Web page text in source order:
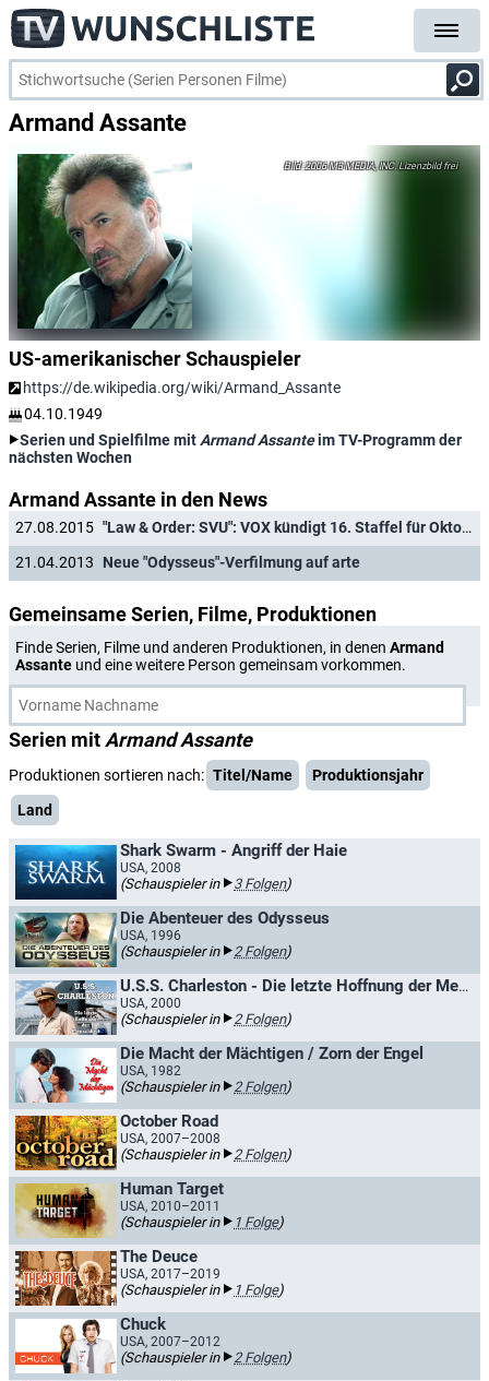
Armand Assante
2006 M3 MEDIA, INC. Lizenzbild frei
US-amerikanischer Schauspieler
https://de.wikipedia.org/wiki/Armand_Assante
04.10.1949
Serien und Spielfilme mit Armand Assanteim TV-Programm der
nächsten Wochen
Armand Assante in den News
27.08.2015
"Law & Order: SVU": VOX kündigt 16. Staffel für Oktober an
21.04.2013
Neue "Odysseus"-Verfilmung auf arte
Gemeinsame Serien, Filme, Produktionen
Finde Serien, Filme und anderen Produktionen, in denen Armand
Assante und eine weitere Person gemeinsam vorkommen.
Serien mit Armand Assante
Produktionen sortieren nach: Titel/Name
Produktionsjahr
Land
Shark Swarm - Angriff der Haie
USA, 2008
(Schauspieler in 3 Folgen)
Die Abenteuer des Odysseus
USA, 1996
(Schauspieler in 2 Folgen)
U.S.S. Charleston - Die letzte Hoffnung der Menschheit / Die Charleston - Die letzte Rettung
USA, 2000
(Schauspieler in 2 Folgen)
Die Macht der Mächtigen / Zorn der Engel
USA, 1982
(Schauspieler in 2 Folgen)
October Road
USA, 2007–2008
(Schauspieler in 2 Folgen)
Human Target
USA, 2010–2011
(Schauspieler in 1 Folge)
The Deuce
USA, 2017–2019
(Schauspieler in 1 Folge)
Chuck
USA, 2007–2012
(Schauspieler in 2 Folgen)